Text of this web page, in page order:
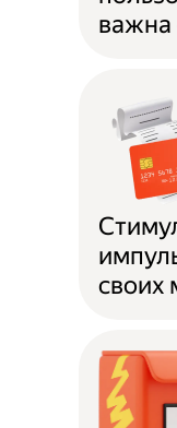
важна
своих